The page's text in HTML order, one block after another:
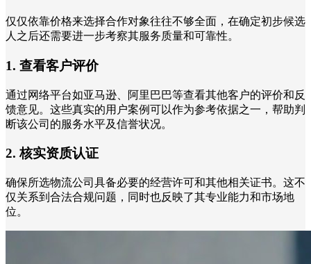
仅仅依靠价格来选择合作对象往往不够全面，在确定初步候选
人之后还需要进一步考察其服务质量和可靠性。
1. 查看客户评价
通过网络平台如亚马逊、阿里巴巴等查看其他客户的评价和反
馈意见。这些真实的用户案例可以作为参考依据之一，帮助判
断该公司的服务水平及信誉状况。
2. 核实资质认证
确保所选物流公司具备必要的经营许可和其他相关证书。这不
仅关系到合法合规问题，同时也反映了其专业能力和市场地
位。